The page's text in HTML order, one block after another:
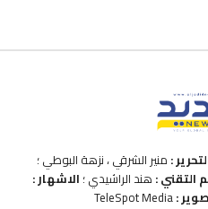
: منير الشرقي ، نزهة البوطي ؛
التقني : هند الراشيدي ؛ الاشهار :
:
TeleSpot Media